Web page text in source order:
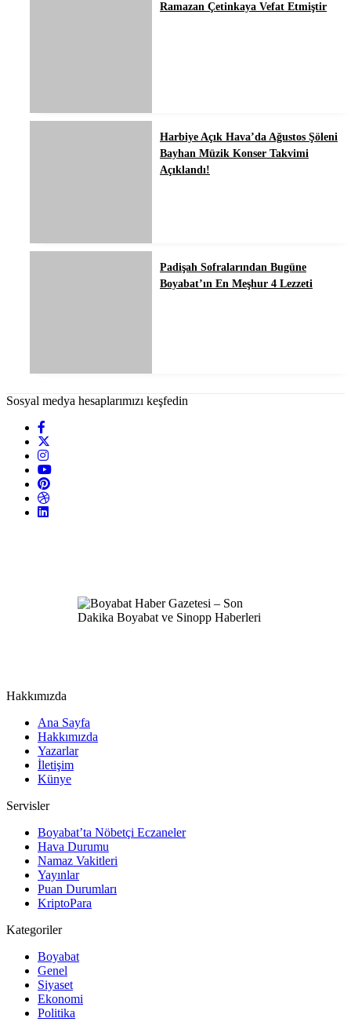
Ramazan Çetinkaya Vefat Etmiştir
Harbiye Açık Hava’da Ağustos Şöleni
Bayhan Müzik Konser Takvimi
Açıklandı!
Padişah Sofralarından Bugüne
Boyabat’ın En Meşhur 4 Lezzeti
Sosyal medya hesaplarımızı keşfedin
Hakkımızda
Ana Sayfa
Hakkımızda
Yazarlar
İletişim
Künye
Servisler
Boyabat’ta Nöbetçi Eczaneler
Hava Durumu
Namaz Vakitleri
Yayınlar
Puan Durumları
KriptoPara
Kategoriler
Boyabat
Genel
Siyaset
Ekonomi
Politika